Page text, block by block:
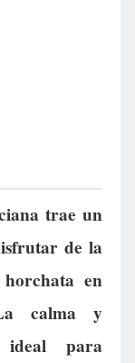
trae un
de la
en
calma y
ideal para